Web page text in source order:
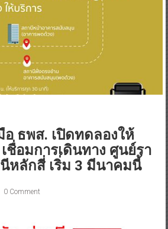
ธพส. เปิดทดลองให้
ชื่อมการเดินทาง ศูนย์รา
หลักสี่ เริ่ม 3 มีนาคมนี้
0 Comment